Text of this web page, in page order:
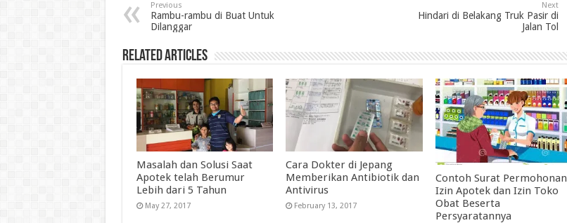
Previous
Rambu-rambu di Buat Untuk
Dilanggar
Next
Hindari di Belakang Truk Pasir di
Jalan Tol
Related Articles
Masalah dan Solusi Saat
Apotek telah Berumur
Lebih dari 5 Tahun
May 27, 2017
Cara Dokter di Jepang
Memberikan Antibiotik dan
Antivirus
February 13, 2017
Contoh Surat Permohonan
Izin Apotek dan Izin Toko
Obat Beserta
Persyaratannya